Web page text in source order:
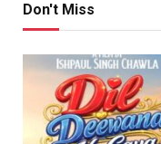
Don't Miss